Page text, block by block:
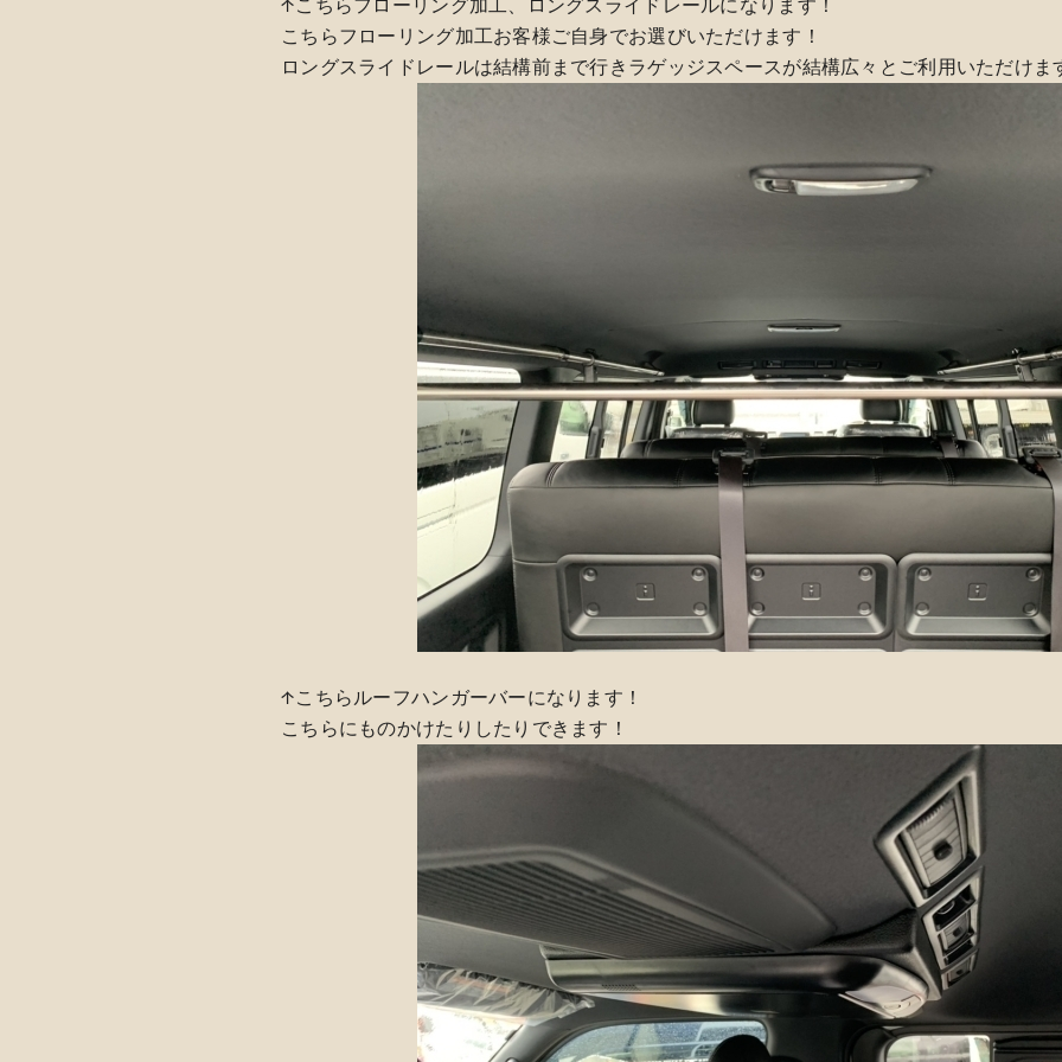
↑こちらフローリング加工、ロングスライドレールになります！
こちらフローリング加工お客様ご自身でお選びいただけます！
ロングスライドレールは結構前まで行きラゲッジスペースが結構広々とご利用いただけま
↑こちらルーフハンガーバーになります！
こちらにものかけたりしたりできます！